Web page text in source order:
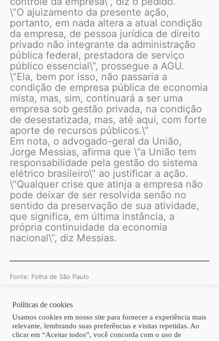
\”O ajuizamento da presente ação,
portanto, em nada altera a atual condição
da empresa, de pessoa jurídica de direito
privado não integrante da administração
pública federal, prestadora de serviço
público essencial\”, prossegue a AGU.
\”Ela, bem por isso, não passaria a
condição de empresa pública de economia
mista, mas, sim, continuará a ser uma
empresa sob gestão privada, na condição
de desestatizada, mas, até aqui, com forte
aporte de recursos públicos.\”
Em nota, o advogado-geral da União,
Jorge Messias, afirma que \”a União tem
responsabilidade pela gestão do sistema
elétrico brasileiro\” ao justificar a ação.
\”Qualquer crise que atinja a empresa não
pode deixar de ser resolvida senão no
sentido da preservação de sua atividade,
que significa, em última instância, a
própria continuidade da economia
nacional\”, diz Messias.
Fonte: Folha de São Paulo
Copyright © 2026 | Homero Costa Advogados
Políticas de cookies
Usamos cookies em nosso site para fornecer a experiência mais
relevante, lembrando suas preferências e visitas repetidas. Ao
clicar em “Aceitar todos”, você concorda com o uso de